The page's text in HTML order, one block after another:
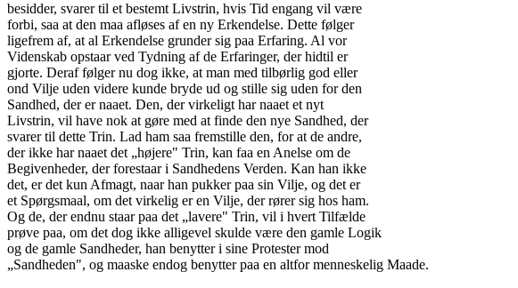
besidder, svarer til et bestemt Livstrin, hvis Tid engang vil være
forbi, saa at den maa afløses af en ny Erkendelse. Dette følger
ligefrem af, at al Erkendelse grunder sig paa Erfaring. Al vor
Videnskab opstaar ved Tydning af de Erfaringer, der hidtil er
gjorte. Deraf følger nu dog ikke, at man med tilbørlig god eller
ond Vilje uden videre kunde bryde ud og stille sig uden for den
Sandhed, der er naaet. Den, der virkeligt har naaet et nyt
Livstrin, vil have nok at gøre med at finde den nye Sandhed, der
svarer til dette Trin. Lad ham saa fremstille den, for at de andre,
der ikke har naaet det „højere" Trin, kan faa en Anelse om de
Begivenheder, der forestaar i Sandhedens Verden. Kan han ikke
det, er det kun Afmagt, naar han pukker paa sin Vilje, og det er
et Spørgsmaal, om det virkelig er en Vilje, der rører sig hos ham.
Og de, der endnu staar paa det „lavere" Trin, vil i hvert Tilfælde
prøve paa, om det dog ikke alligevel skulde være den gamle Logik
og de gamle Sandheder, han benytter i sine Protester mod
„Sandheden", og maaske endog benytter paa en altfor menneskelig Maade.